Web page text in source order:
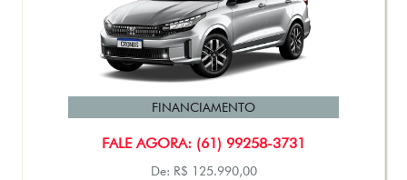
FALE AGORA: (61) 99258-3731
FINANCIAMENTO
De: R$ 125.990,00